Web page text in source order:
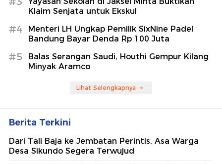
Klaim Senjata untuk Ekskul
#4
Menteri LH Ungkap Pemilik SixNine Padel
Bandung Bayar Denda Rp 100 Juta
#5
Balas Serangan Saudi, Houthi Gempur Kilang
Minyak Aramco
Lihat Selengkapnya
Berita Terkini
Dari Tali Baja ke Jembatan Perintis, Asa Warga
Desa Sikundo Segera Terwujud